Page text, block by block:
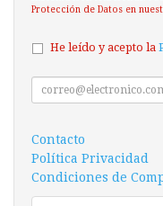
Protección de Datos en
He leído y acepto la
Contacto
Política Privacidad
Condiciones de